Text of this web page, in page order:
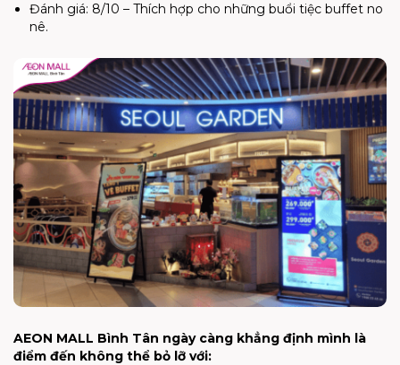
Đánh giá: 8/10 – Thích hợp cho những buổi tiệc buffet no
nê.
AEON MALL Bình Tân ngày càng khẳng định mình là
điểm đến không thể bỏ lỡ với: